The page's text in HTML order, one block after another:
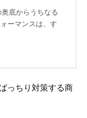
底からうちなる
ーマンスは、す
っちり対策する商